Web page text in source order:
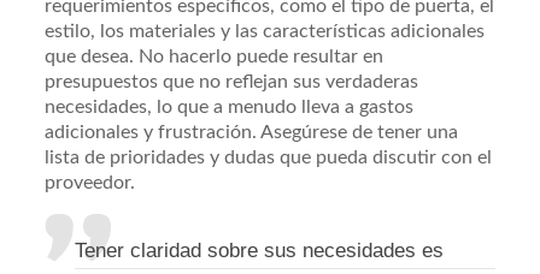
requerimientos específicos, como el tipo de puerta, el
estilo, los materiales y las características adicionales
que desea. No hacerlo puede resultar en
presupuestos que no reflejan sus verdaderas
necesidades, lo que a menudo lleva a gastos
adicionales y frustración. Asegúrese de tener una
lista de prioridades y dudas que pueda discutir con el
proveedor.
Tener claridad sobre sus necesidades es